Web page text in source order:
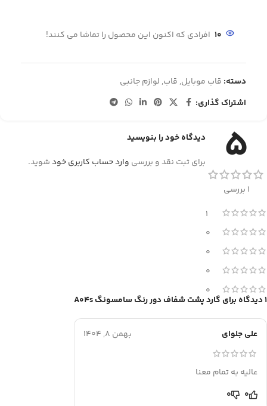
10 افرادی که اکنون این محصول را تماشا می کنند!
دسته: قاب موبایل, قاب, لوازم جانبی
اشتراک گذاری:
5
1 بررسی
1
0
0
0
0
1 دیدگاه برای گارد پشت شفاف دور رنگ سامسونگ A04s
علی جلوای بهمن 8, 1404
عالیه به تمام معنا
0
0
دیدگاه خود را بنویسید
برای ثبت نقد و بررسی وارد حساب کاربری خودشوید.